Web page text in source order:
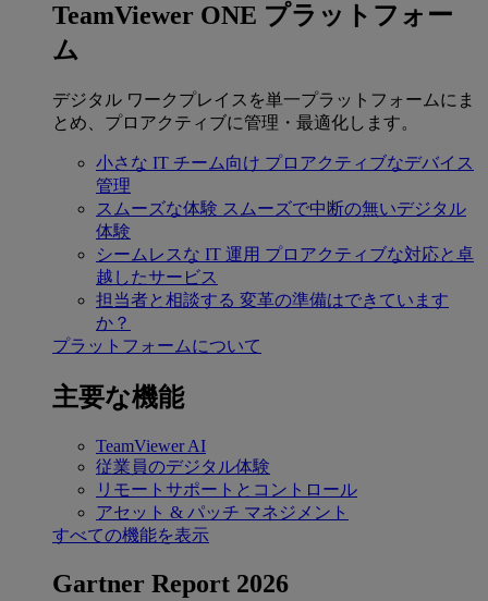
TeamViewer ONE プラットフォー
ム
デジタル ワークプレイスを単一プラットフォームにま
とめ、プロアクティブに管理・最適化します。
小さな IT チーム向け プロアクティブなデバイス
管理
スムーズな体験 スムーズで中断の無いデジタル
体験
シームレスな IT 運用 プロアクティブな対応と卓
越したサービス
担当者と相談する 変革の準備はできています
か？
プラットフォームについて
主要な機能
TeamViewer AI
従業員のデジタル体験
リモートサポートとコントロール
アセット & パッチ マネジメント
すべての機能を表示
Gartner Report 2026